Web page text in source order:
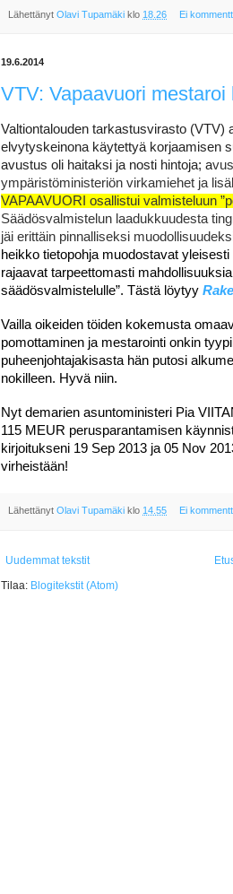
Lähettänyt Olavi Tupamäki klo 18.26 Ei
19.6.2014
VTV: Vapaavuori
Valtiontalouden tarkastusvirasto (VTV)
elvytyskeinona käytettyä korjaamisen
avustus oli haitaksi ja nosti hintoja; a
ympäristöministeriön virkamiehet ja
VAPAAVUORI osallistui valmisteluun
Säädösvalmistelun laadukkuudesta
jäi erittäin pinnalliseksi
heikko tietopohja muodostavat
rajaavat tarpeettomasti
säädösvalmistelulle”. Tästä löytyy
Vailla oikeiden töiden kokemusta
pomottaminen ja mestarointi onkin
puheenjohtajakisasta hän putosi
nokilleen. Hyvä niin.
Nyt demarien asuntoministeri Pia
115 MEUR perusparantamisen
kirjoitukseni 19 Sep 2013 ja 05 Nov
virheistään!
Lähettänyt Olavi Tupamäki klo 14.55 Ei
Uudemmat tekstit
Tilaa: Blogitekstit (Atom)